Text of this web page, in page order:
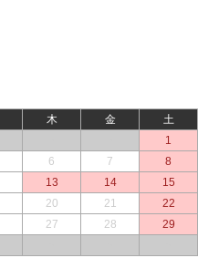
木 金
土
1
6 7
8
13 14
15
20 21
22
27 28
29